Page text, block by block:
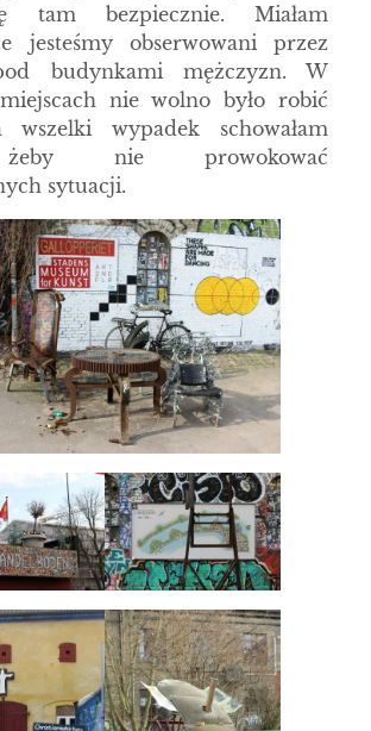
tam bezpiecznie. Miałam
jesteśmy obserwowani przez
budynkami mężczyzn. W
nie wolno było robić
wypadek schowałam
nie prowokować
sytuacji.